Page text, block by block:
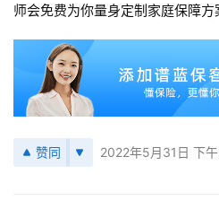
师会免费为你量身定制家庭保障方
赞同 2022年5月31日 下